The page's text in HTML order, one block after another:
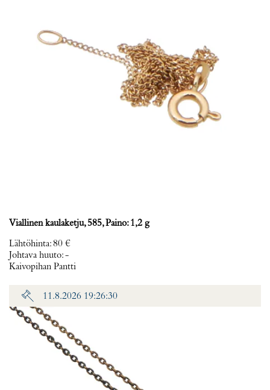
Viallinen kaulaketju, 585, Paino: 1,2 g
Lähtöhinta:80 €
Johtava huuto:-
Kaivopihan Pantti
11.8.2026 19:26:30